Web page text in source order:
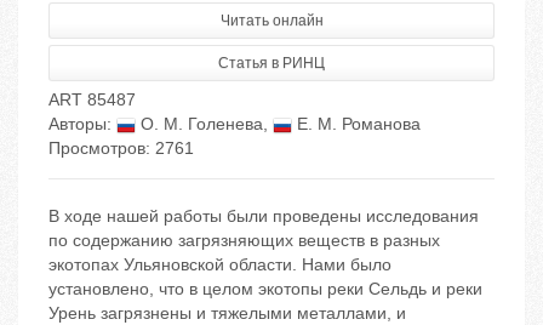
Читать онлайн
Статья в РИНЦ
ART 85487
Авторы:
О. М. Голенева,
Е. М. Романова
Просмотров: 2761
В ходе нашей работы были проведены исследования
по содержанию загрязняющих веществ в разных
экотопах Ульяновской области. Нами было
установлено, что в целом экотопы реки Сельдь и реки
Урень загрязнены и тяжелыми металлами, и